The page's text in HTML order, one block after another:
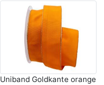
Uniband Goldkante orange